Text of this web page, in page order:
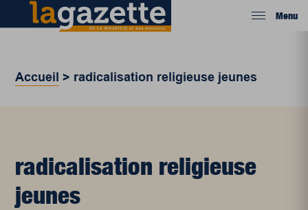
Menu
Accueil > radicalisation religieuse jeunes
radicalisation religieuse
jeunes